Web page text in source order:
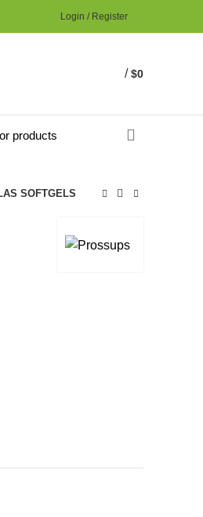
Login / Register
/ $0
SOFTGELS